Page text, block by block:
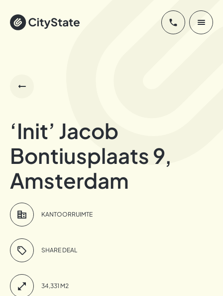
‘Init’ Jacob
Bontiusplaats 9,
Amsterdam
KANTOORRUIMTE
SHARE DEAL
34,331 M2